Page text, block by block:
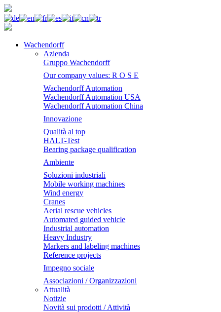
Wachendorff
Azienda
Gruppo Wachendorff
Our company values: R O S E
Wachendorff Automation
Wachendorff Automation USA
Wachendorff Automation China
Innovazione
Qualità al top
HALT-Test
Bearing package qualification
Ambiente
Soluzioni industriali
Mobile working machines
Wind energy
Cranes
Aerial rescue vehicles
Automated guided vehicle
Industrial automation
Heavy Industry
Markers and labeling machines
Reference projects
Impegno sociale
Associazioni / Organizzazioni
Attualità
Notizie
Novità sui prodotti / Attività